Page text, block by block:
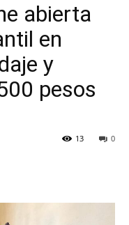
abierta
en
y
pesos
0
13